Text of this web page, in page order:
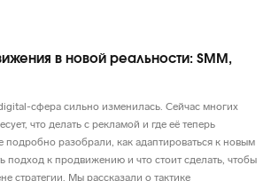
в новой реальности: SMM,
сфера сильно изменилась. Сейчас многих
что делать с рекламой и где её теперь
подробно разобрали, как адаптироваться к новым
подход к продвижению и что стоит сделать, чтобы
стратегии. Мы рассказали о тактике